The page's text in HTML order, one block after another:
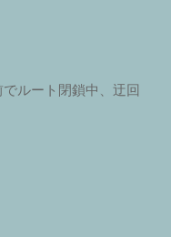
ルート閉鎖中、迂回